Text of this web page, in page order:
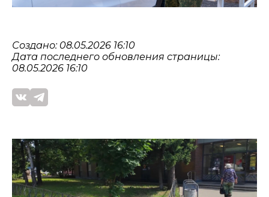
Создано: 08.05.2026 16:10
Дата последнего обновления страницы:
08.05.2026 16:10